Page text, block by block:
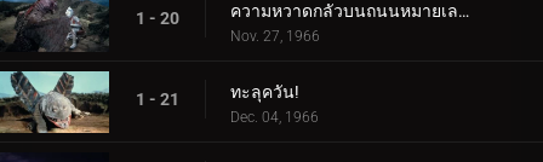
1 - 20 ความหวาดกลัวบนถนนหมายเลข 87
Nov. 27, 1966
1 - 21 ทะลุควัน!
Dec. 04, 1966